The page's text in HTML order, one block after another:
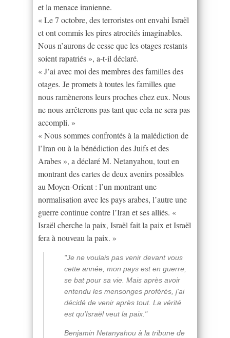
et la menace iranienne.
« Le 7 octobre, des terroristes ont envahi Israël
et ont commis les pires atrocités imaginables.
Nous n’aurons de cesse que les otages restants
soient rapatriés », a-t-il déclaré.
« J’ai avec moi des membres des familles des
otages. Je promets à toutes les familles que
nous ramènerons leurs proches chez eux. Nous
ne nous arrêterons pas tant que cela ne sera pas
accompli. »
« Nous sommes confrontés à la malédiction de
l’Iran ou à la bénédiction des Juifs et des
Arabes », a déclaré M. Netanyahou, tout en
montrant des cartes de deux avenirs possibles
au Moyen-Orient : l’un montrant une
normalisation avec les pays arabes, l’autre une
guerre continue contre l’Iran et ses alliés. «
Israël cherche la paix, Israël fait la paix et Israël
fera à nouveau la paix. »
"Je ne voulais pas venir devant vous
cette année, mon pays est en guerre,
se bat pour sa vie. Mais après avoir
entendu les mensonges proférés, j'ai
décidé de venir après tout. La vérité
est qu'Israël veut la paix."
Benjamin Netanyahou à la tribune de